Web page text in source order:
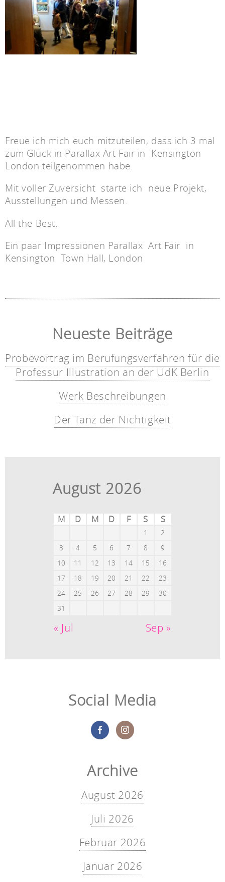
Freue ich mich euch mitzuteilen, dass ich 3 mal
zum Glück in Parallax Art Fair in Kensington
London teilgenommen habe.
Mit voller Zuversicht starte ich neue Projekt,
Ausstellungen und Messen.
All the Best.
Ein paar Impressionen Parallax Art Fair in
Kensington Town Hall, London
Neueste Beiträge
Probevortrag im Berufungsverfahren für die
Professur Illustration an der UdK Berlin
Werk Beschreibungen
Der Tanz der Nichtigkeit
August 2026
M D M D F S S
« Jul Sep »
1
2
3
4 5 6 7 8
9
10
11 12 13 14 15
16
17
18 19 20 21 22
23
24
25 26 27 28 29
30
31
Social Media
Archive
August 2026
Juli 2026
Februar 2026
Januar 2026